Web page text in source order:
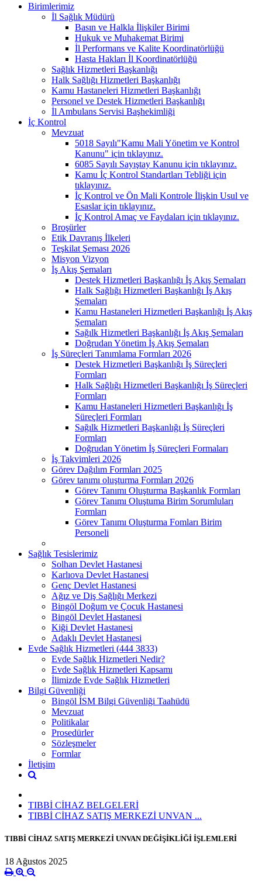
Birimlerimiz
İl Sağlık Müdürü
Basın ve Halkla İlişkiler Birimi
Hukuk ve Muhakemat Birimi
İl Performans ve Kalite Koordinatörlüğü
Hasta Hakları İl Koordinatörlüğü
Sağlık Hizmetleri Başkanlığı
Halk Sağlığı Hizmetleri Başkanlığı
Kamu Hastaneleri Hizmetleri Başkanlığı
Personel ve Destek Hizmetleri Başkanlığı
İl Ambulans Servisi Başhekimliği
İç Kontrol
Mevzuat
5018 Sayılı"Kamu Mali Yönetim ve Kontrol
Kanunu" için tıklayınız.
6085 Sayılı Sayıştay Kanunu için tıklayınız.
Kamu İç Kontrol Standartları Tebliği için
tıklayınız.
İç Kontrol ve Ön Mali Kontrole İlişkin Usul ve
Esaslar için tıklayınız.
İç Kontrol Amaç ve Faydaları için tıklayınız.
Broşürler
Etik Davranış İlkeleri
Teşkilat Şeması 2026
Misyon Vizyon
İş Akış Şemaları
Destek Hizmetleri Başkanlığı İş Akış Şemaları
Halk Sağlığı Hizmetleri Başkanlığı İş Akış
Şemaları
Kamu Hastaneleri Hizmetleri Başkanlığı İş Akış
Şemaları
Sağılk Hizmetleri Başkanlığı İş Akış Şemaları
Doğrudan Yönetim İş Akış Şemaları
İş Süreçleri Tanımlama Formları 2026
Destek Hizmetleri Başkanlığı İş Süreçleri
Formları
Halk Sağlığı Hizmetleri Başkanlığı İş Süreçleri
Formları
Kamu Hastaneleri Hizmetleri Başkanlığı İş
Süreçleri Formları
Sağılk Hizmetleri Başkanlığı İş Süreçleri
Formları
Doğrudan Yönetim İş Süreçleri Formaları
İş Takvimleri 2026
Görev Dağılım Formları 2025
Görev tanımı oluşturma Formları 2026
Görev Tanımı Oluşturma Başkanlık Formları
Görev Tanımı Oluştuma Birim Sorumluları
Formları
Görev Tanımı Oluşturma Fomları Birim
Personeli
Sağlık Tesislerimiz
Solhan Devlet Hastanesi
Karlıova Devlet Hastanesi
Genç Devlet Hastanesi
Ağız ve Diş Sağlığı Merkezi
Bingöl Doğum ve Çocuk Hastanesi
Bingöl Devlet Hastanesi
Kiği Devlet Hastanesi
Adaklı Devlet Hastanesi
Evde Sağlık Hizmetleri (444 3833)
Evde Sağlık Hizmetleri Nedir?
Evde Sağlık Hizmetleri Kapsamı
İlimizde Evde Sağlık Hizmetleri
Bilgi Güvenliği
Bingöl İSM Bilgi Güvenliği Taahüdü
Mevzuat
Politikalar
Prosedürler
Sözleşmeler
Formlar
İletişim
TIBBİ CİHAZ BELGELERİ
TIBBİ CİHAZ SATIŞ MERKEZİ UNVAN ...
TIBBİ CİHAZ SATIŞ MERKEZİ UNVAN DEĞİŞİKLİĞİ İŞLEMLERİ
18 Ağustos 2025